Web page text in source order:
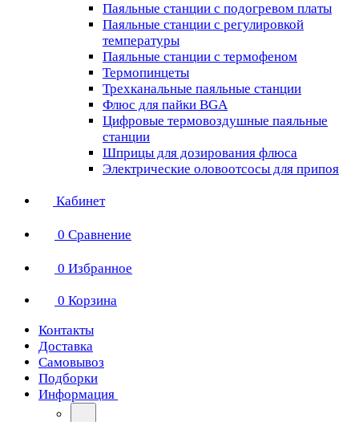
Паяльные станции с подогревом платы
Паяльные станции с регулировкой
температуры
Паяльные станции с термофеном
Термопинцеты
Трехканальные паяльные станции
Флюс для пайки BGA
Цифровые термовоздушные паяльные
станции
Шприцы для дозирования флюса
Электрические оловоотсосы для припоя
Кабинет
0 Сравнение
0 Избранное
0 Корзина
Контакты
Доставка
Самовывоз
Подборки
Информация